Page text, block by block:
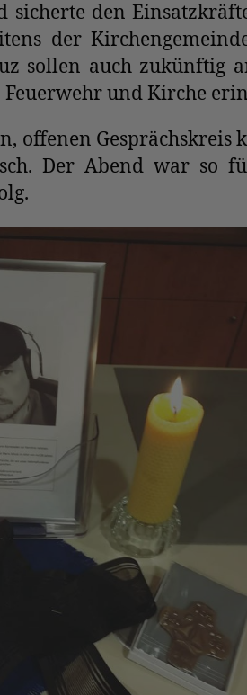
sicherte den
der
sollen auch zukünftig
und Kirche
offenen Gesprächskreis
Der Abend war so